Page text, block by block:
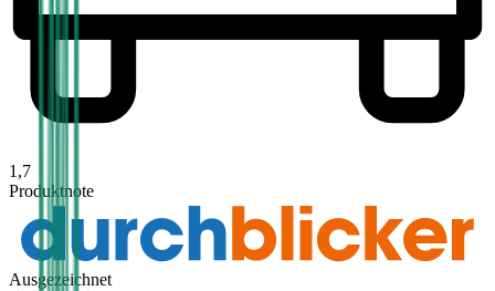
1,7
Produktnote
Ausgezeichnet